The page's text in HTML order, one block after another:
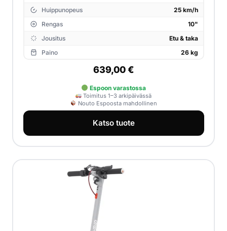
Huippunopeus
25 km/h
Rengas
10"
Jousitus
Etu & taka
Paino
26 kg
639,00€
Espoon varastossa
Toimitus 1–3 arkipäivässä
Nouto Espoosta mahdollinen
Katso tuote